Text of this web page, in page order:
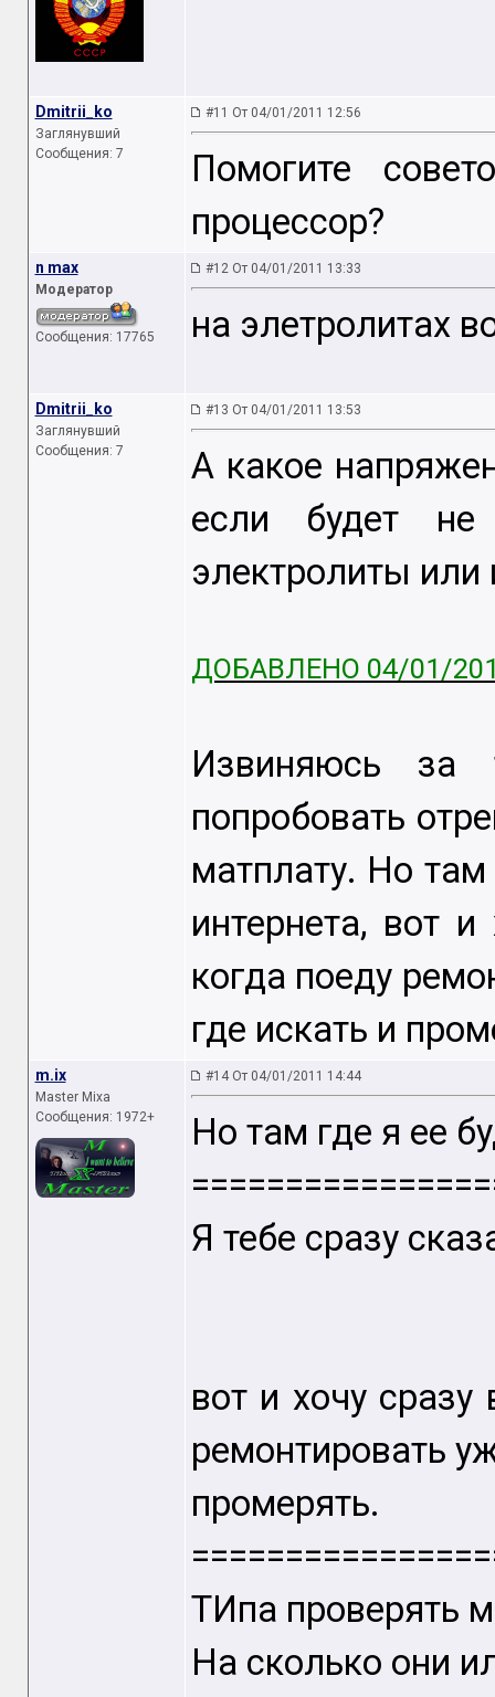
Dmitrii_ko
Заглянувший
Сообщения: 7
#11 От 04/01/2011 12:56
Помогите
процессор?
n max
Модератор
Сообщения: 17765
#12 От 04/01/2011 13:33
на элетролитах
Dmitrii_ko
Заглянувший
Сообщения: 7
#13 От 04/01/2011 13:53
А какое
если будет
электролиты или
ДОБАВЛЕНО 04/01/
Извиняюсь за
попробовать
матплату. Но там
интернета, вот
когда поеду
где искать и
m.ix
Master Mixa
Сообщения: 1972+
#14 От 04/01/2011 14:44
Но там где я ее
Я тебе сразу
вот и хочу сразу
ремонтировать
промерять.
ТИпа проверять
На сколько они